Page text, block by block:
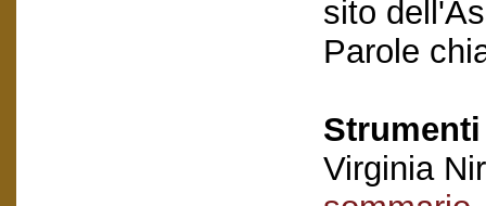
sito
Parole
Virginia